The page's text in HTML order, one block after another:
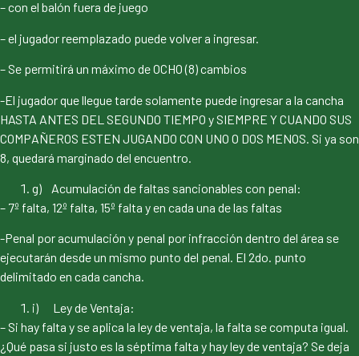
– con el balón fuera de juego
– el jugador reemplazado puede volver a ingresar.
– Se permitirá un máximo de OCHO (8) cambios
-El jugador que llegue tarde solamente puede ingresar a la cancha
HASTA ANTES DEL SEGUNDO TIEMPO y SIEMPRE Y CUANDO SUS
COMPAÑEROS ESTEN JUGANDO CON UNO O DOS MENOS. Si ya son
8, quedará marginado del encuentro.
g) Acumulación de faltas sancionables con penal:
– 7º falta, 12º falta, 15º falta y en cada una de las faltas
-Penal por acumulación y penal por infracción dentro del área se
ejecutarán desde un mismo punto del penal. El 2do. punto
delimitado en cada cancha.
i) Ley de Ventaja:
– Si hay falta y se aplica la ley de ventaja, la falta se computa igual.
¿Qué pasa si justo es la séptima falta y hay ley de ventaja? Se deja